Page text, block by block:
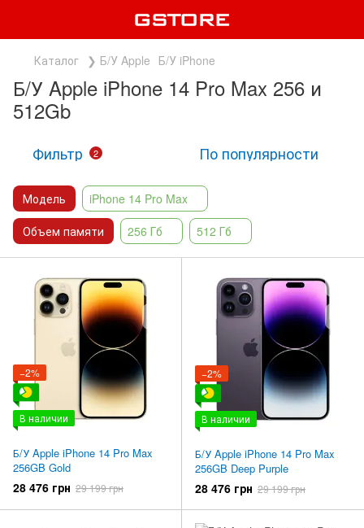
Каталог ❯ Б/У Apple Б/У iPhone
Б/У Apple iPhone 14 Pro Max 256 и
512Gb
Фильтр 2 По популярности
Модель
iPhone 14 Pro Max
Объем памяти
256 Гб 512 Гб
−2%
В наличии
Б/У Apple iPhone 14 Pro Max
256GB Gold
28 476 грн 29 199 грн
−2%
В наличии
Б/У Apple iPhone 14 Pro Max
256GB Deep Purple
28 476 грн 29 199 грн